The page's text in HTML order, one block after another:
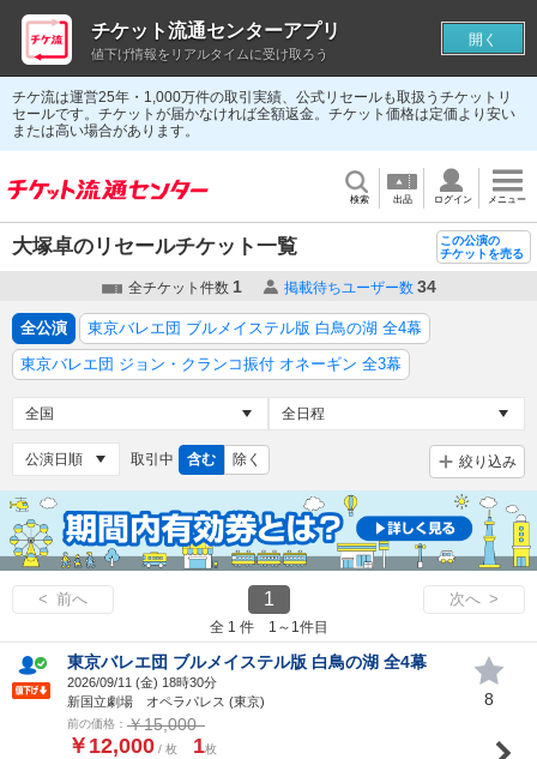
チケ流は運営25年・1,000万件の取引実績、公式リセールも取扱うチケットリ
セールです。チケットが届かなければ全額返金。チケット価格は定価より安い
または高い場合があります。
検索 出品 ログイン メニュー
大塚卓のリセールチケット一覧
この公演の
チケットを売る
全チケット件数 1 掲載待ちユーザー数 34
全公演
東京バレエ団 ブルメイステル版 白鳥の湖 全4幕
東京バレエ団 ジョン・クランコ振付 オネーギン 全3幕
取引中 含む 除く 絞り込み
< 前へ 1 次へ >
全 1 件 1～1件目
東京バレエ団 ブルメイステル版 白鳥の湖 全4幕
2026/09/11 (金) 18時30分
新国立劇場 オペラパレス (東京)
前の価格： ￥15,000
￥12,000 / 枚 1枚
8
チケット流通センターアプリ
値下げ情報をリアルタイムに受け取ろう
開く